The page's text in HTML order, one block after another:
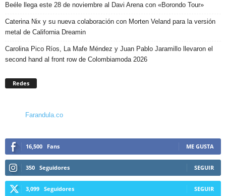
Beéle llega este 28 de noviembre al Davi Arena con «Borondo Tour»
Caterina Nix y su nueva colaboración con Morten Veland para la versión
metal de California Dreamin
Carolina Pico Ríos, La Mafe Méndez y Juan Pablo Jaramillo llevaron el
second hand al front row de Colombiamoda 2026
Redes
Farandula.co
16,500 Fans ME GUSTA
350 Seguidores SEGUIR
3,099 Seguidores SEGUIR